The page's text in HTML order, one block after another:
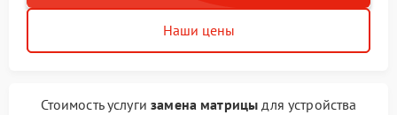
Наши цены
Стоимость услугизамена матрицы для устройства